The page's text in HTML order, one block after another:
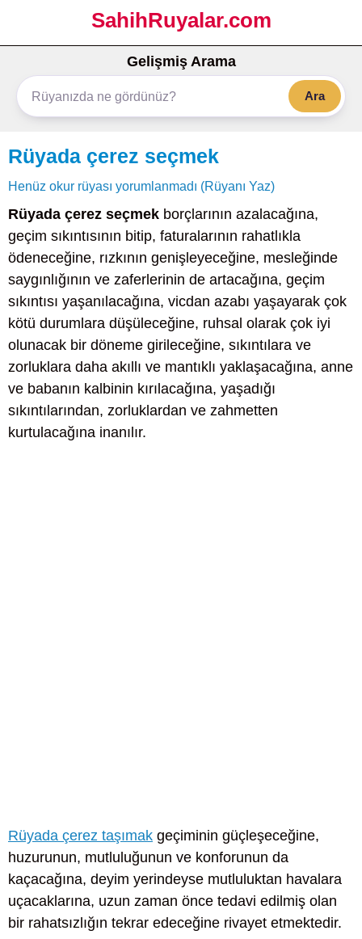
SahihRuyalar.com
Gelişmiş Arama
Ara
Rüyada çerez seçmek
Henüz okur rüyası yorumlanmadı (Rüyanı Yaz)
Rüyada çerez seçmek borçlarının azalacağına,
geçim sıkıntısının bitip, faturalarının rahatlıkla
ödeneceğine, rızkının genişleyeceğine, mesleğinde
saygınlığının ve zaferlerinin de artacağına, geçim
sıkıntısı yaşanılacağına, vicdan azabı yaşayarak çok
kötü durumlara düşüleceğine, ruhsal olarak çok iyi
olunacak bir döneme girileceğine, sıkıntılara ve
zorluklara daha akıllı ve mantıklı yaklaşacağına, anne
ve babanın kalbinin kırılacağına, yaşadığı
sıkıntılarından, zorluklardan ve zahmetten
kurtulacağına inanılır.
Rüyada çerez taşımak geçiminin güçleşeceğine,
huzurunun, mutluluğunun ve konforunun da
kaçacağına, deyim yerindeyse mutluluktan havalara
uçacaklarına, uzun zaman önce tedavi edilmiş olan
bir rahatsızlığın tekrar edeceğine rivayet etmektedir.